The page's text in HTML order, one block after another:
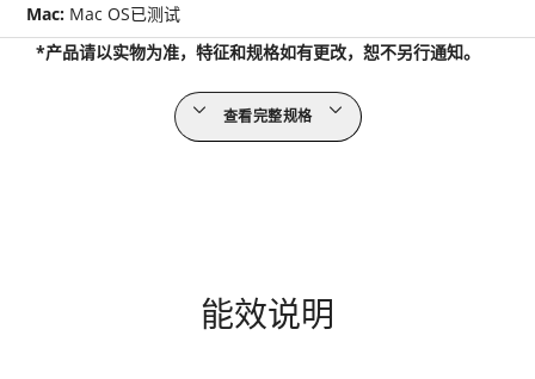
Mac: Mac OS已测试
*产品请以实物为准，特征和规格如有更改，恕不另行通知。
查看完整规格
能效说明